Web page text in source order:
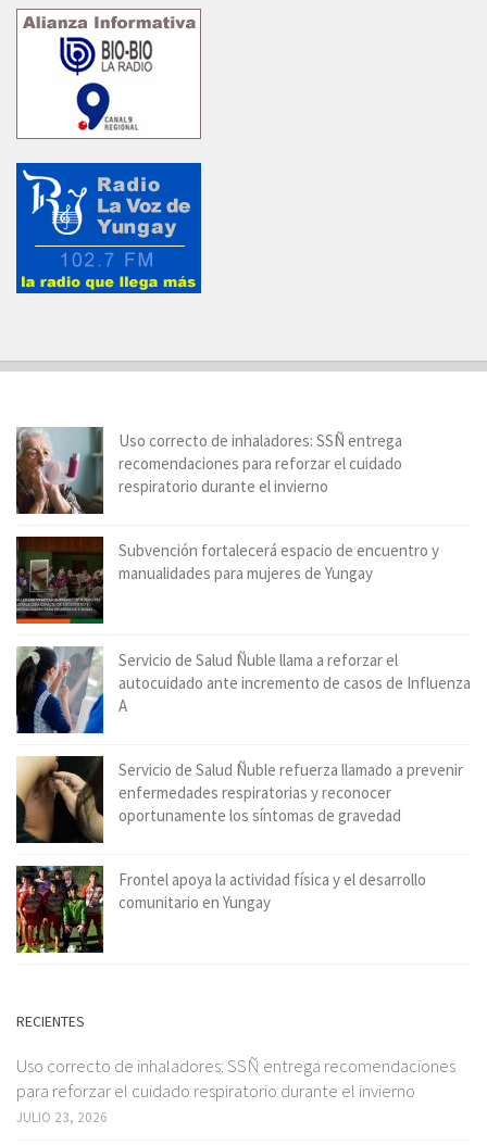
Uso correcto de inhaladores: SSÑ entrega
recomendaciones para reforzar el cuidado
respiratorio durante el invierno
Subvención fortalecerá espacio de encuentro y
manualidades para mujeres de Yungay
Servicio de Salud Ñuble llama a reforzar el
autocuidado ante incremento de casos de Influenza
A
Servicio de Salud Ñuble refuerza llamado a prevenir
enfermedades respiratorias y reconocer
oportunamente los síntomas de gravedad
Frontel apoya la actividad física y el desarrollo
comunitario en Yungay
RECIENTES
Uso correcto de inhaladores: SSÑ entrega recomendaciones
para reforzar el cuidado respiratorio durante el invierno
JULIO 23, 2026